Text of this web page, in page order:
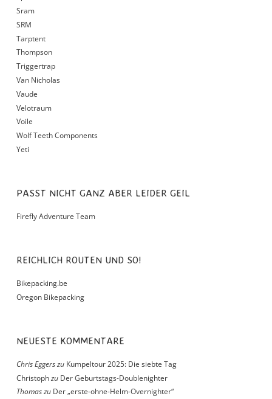
Sram
SRM
Tarptent
Thompson
Triggertrap
Van Nicholas
Vaude
Velotraum
Voile
Wolf Teeth Components
Yeti
PASST NICHT GANZ ABER LEIDER GEIL
Firefly Adventure Team
REICHLICH ROUTEN UND SO!
Bikepacking.be
Oregon Bikepacking
NEUESTE KOMMENTARE
Chris Eggerszu Kumpeltour 2025: Die siebte Tag
Christophzu Der Geburtstags-Doublenighter
Thomaszu Der „erste-ohne-Helm-Overnighter“